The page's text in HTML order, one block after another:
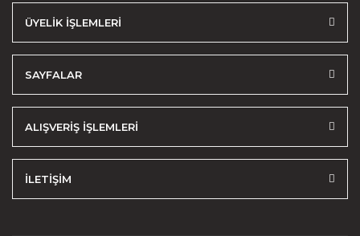
ÜYELİK İŞLEMLERİ
SAYFALAR
ALIŞVERİŞ İŞLEMLERİ
İLETİŞİM